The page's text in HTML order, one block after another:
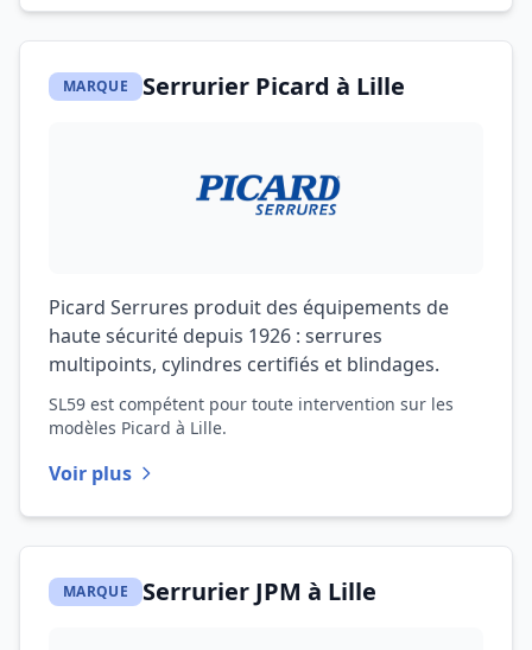
MARQUE Serrurier Picard à Lille
Picard Serrures produit des équipements de
haute sécurité depuis 1926 : serrures
multipoints, cylindres certifiés et blindages.
SL59 est compétent pour toute intervention sur les
modèles Picard à Lille.
Voir plus
MARQUE Serrurier JPM à Lille